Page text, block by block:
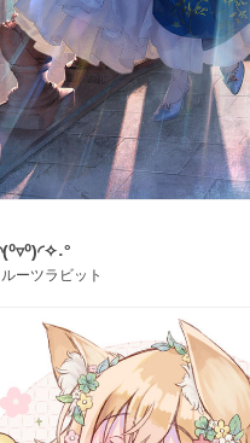
ーツラビット